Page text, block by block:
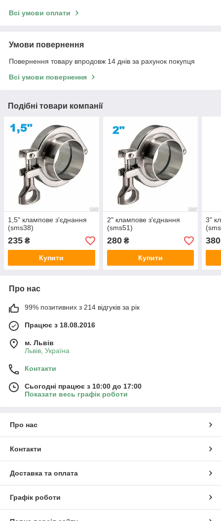
Всі умови оплати
Умови повернення
Повернення товару впродовж 14 днів за рахунок покупця
Всі умови повернення
Подібні товари компанії
1,5" клампове з'єднання
(sms38)
235 ₴
Купити
2" клампове з'єднання
(sms51)
280₴
Купити
3"
380
Про нас
99% позитивних з 214 відгуків за рік
Працює з 18.08.2016
м. Львів
Львів, Україна
Контакти
Сьогодні працює з 10:00 до 17:00
Показати весь графік роботи
Про нас
Контакти
Доставка та оплата
Графік роботи